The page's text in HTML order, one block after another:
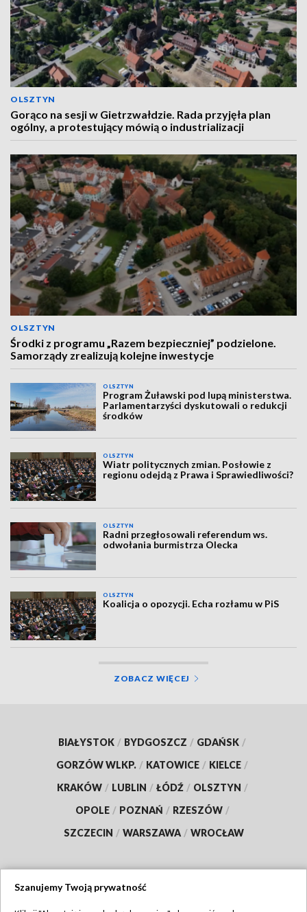
OLSZTYN
Gorąco na sesji w Gietrzwałdzie. Rada przyjęła plan
ogólny, a protestujący mówią o industrializacji
OLSZTYN
Środki z programu „Razem bezpieczniej” podzielone.
Samorządy zrealizują kolejne inwestycje
OLSZTYN
Program Żuławski pod lupą ministerstwa.
Parlamentarzyści dyskutowali o redukcji
środków
OLSZTYN
Wiatr politycznych zmian. Posłowie z
regionu odejdą z Prawa i Sprawiedliwości?
OLSZTYN
Radni przegłosowali referendum ws.
odwołania burmistrza Olecka
OLSZTYN
Koalicja o opozycji. Echa rozłamu w PiS
ZOBACZ WIĘCEJ
BIAŁYSTOK / BYDGOSZCZ / GDAŃSK /
GORZÓW WLKP. / KATOWICE / KIELCE /
KRAKÓW / LUBLIN / ŁÓDŹ / OLSZTYN /
OPOLE / POZNAŃ / RZESZÓW /
SZCZECIN / WARSZAWA / WROCŁAW
Szanujemy Twoją prywatność